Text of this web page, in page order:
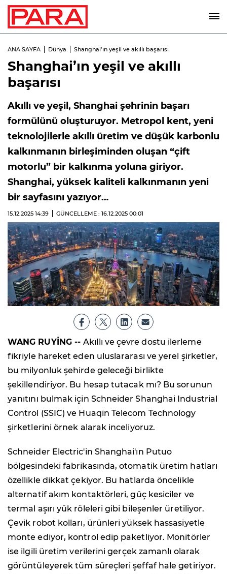
ANA SAYFA Dünya Shanghai’ın yeşil ve akıllı başarısı
Shanghai’ın yeşil ve akıllı
başarısı
Akıllı ve yeşil, Shanghai şehrinin başarı
formülünü oluşturuyor. Metropol kent, yeni
teknolojilerle akıllı üretim ve düşük karbonlu
kalkınmanın birleşiminden oluşan “çift
motorlu” bir kalkınma yoluna giriyor.
Shanghai, yüksek kaliteli kalkınmanın yeni
bir sayfasını yazıyor…
15.12.2025 14:39 GÜNCELLEME : 16.12.2025 00:01
WANG RUYİNG --Akıllı ve çevre dostu ilerleme
fikriyle hareket eden uluslararası ve yerel şirketler,
bu milyonluk şehirde geleceği birlikte
şekillendiriyor. Bu hesap tutacak mı? Bu sorunun
yanıtını bulmak için Schneider Shanghai Industrial
Control (SSIC) ve Huaqin Telecom Technology
şirketlerini örnek alarak inceliyoruz.
Schneider Electric'in Shanghai'ın Putuo
bölgesindeki fabrikasında, otomatik üretim hatları
özellikle dikkat çekiyor. Bu hatlarda öncelikle
alternatif akım kontaktörleri, güç kesiciler ve
termal aşırı yük röleleri gibi bileşenler üretiliyor.
Çevik robot kolları, ürünleri yüksek hassasiyetle
monte ediyor, kontrol edip paketliyor. Monitörler
ise ilgili üretim verilerini gerçek zamanlı olarak
görüntüleyerek tüm süreçleri şeffaf hale getiriyor.